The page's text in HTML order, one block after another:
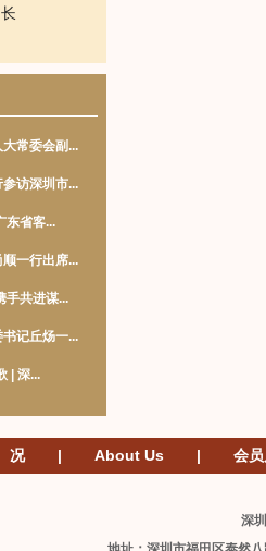
常委会副...
访深圳市...
东省客...
一行出席...
手共进谋...
记丘炀一...
| 深...
况 | About Us | 会
深